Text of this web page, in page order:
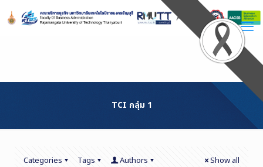
Content
TCI กลุ่ม 1
Categories Tags Authors Show all